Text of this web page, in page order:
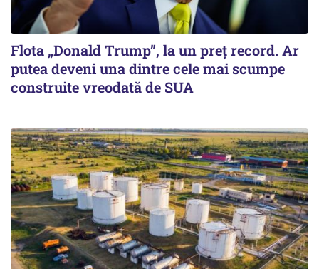
Flota „Donald Trump”, la un preț record. Ar
putea deveni una dintre cele mai scumpe
construite vreodată de SUA